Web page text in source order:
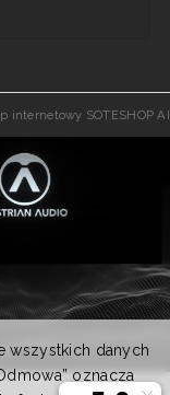
internetowy SOTESHOP AI
wszystkich danych
oznacza